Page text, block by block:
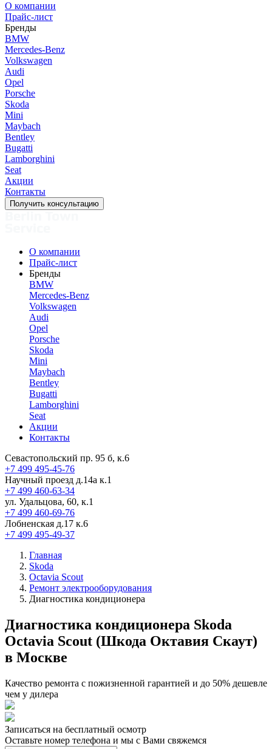
О компании
Прайс-лист
Бренды
BMW
Mercedes-Benz
Volkswagen
Audi
Opel
Porsche
Skoda
Mini
Maybach
Bentley
Bugatti
Lamborghini
Seat
Акции
Контакты
Получить консультацию
О компании
Прайс-лист
Бренды
BMW
Mercedes-Benz
Volkswagen
Audi
Opel
Porsche
Skoda
Mini
Maybach
Bentley
Bugatti
Lamborghini
Seat
Акции
Контакты
Севастопольский пр. 95 б, к.6
+7 499 495-45-76
Научный проезд д.14а к.1
+7 499 460-63-34
ул. Удальцова, 60, к.1
+7 499 460-69-76
Лобненская д.17 к.6
+7 499 495-49-37
Главная
Skoda
Octavia Scout
Ремонт электрооборудования
Диагностика кондиционера
Диагностика кондиционера Skoda
Octavia Scout (Шкода Октавия Скаут)
в Москве
Качество ремонта с пожизненной гарантией и до 50% дешевле
чем у дилера
Записаться на бесплатный осмотр
Оставьте номер телефона и мы с Вами свяжемся